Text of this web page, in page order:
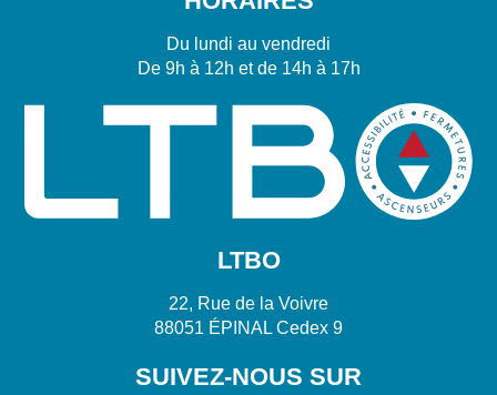
Du lundi au vendredi
De 9h à 12h et de 14h à 17h
LTBO
22, Rue de la Voivre
88051 ÉPINAL Cedex 9
SUIVEZ-NOUS SUR